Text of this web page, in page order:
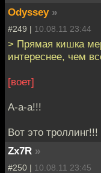
Odyssey »
#249 | 10.08.11 23:44
> Прямая кишка
интереснее, чем
[воет]
А-а-а!!!
Вот это троллинг!!!
Zx7R »
#250 | 10.08.11 23:45